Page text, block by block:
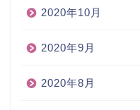
2020年10月
2020年9月
2020年8月